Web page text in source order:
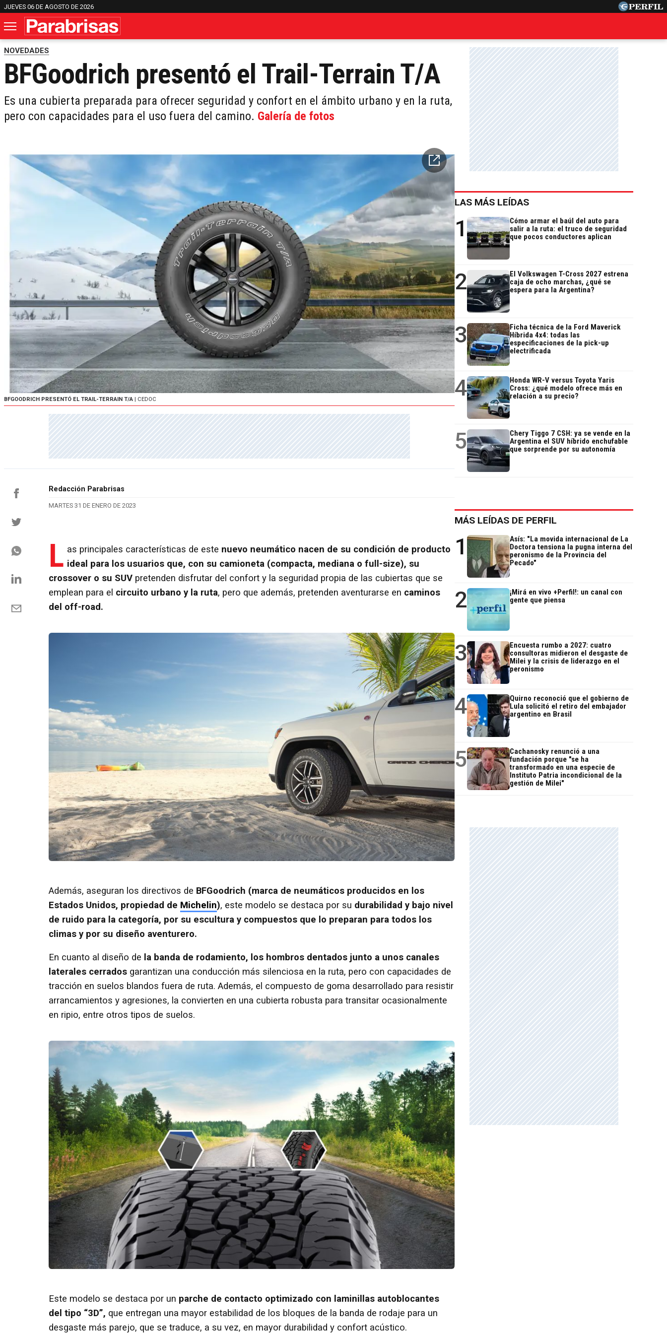
JUEVES 06 DE AGOSTO DE 2026
NOVEDADES
BFGoodrich presentó el Trail-Terrain T/A
Es una cubierta preparada para ofrecer seguridad y confort en el ámbito urbano y en la ruta,
pero con capacidades para el uso fuera del camino. Galería de fotos
BFGOODRICH PRESENTÓ EL TRAIL-TERRAIN T/A | CEDOC
Redacción Parabrisas
MARTES 31 DE ENERO DE 2023
L as principales características de este nuevo neumático nacen de su condición de producto
ideal para los usuarios que, con su camioneta (compacta, mediana o full-size), su
crossover o su SUV pretenden disfrutar del confort y la seguridad propia de las cubiertas que se
emplean para el circuito urbano y la ruta, pero que además, pretenden aventurarse en caminos
del off-road.
Además, aseguran los directivos de BFGoodrich (marca de neumáticos producidos en los
Estados Unidos, propiedad de Michelin), este modelo se destaca por su durabilidad y bajo nivel
de ruido para la categoría, por su escultura y compuestos que lo preparan para todos los
climas y por su diseño aventurero.
En cuanto al diseño de la banda de rodamiento, los hombros dentados junto a unos canales
laterales cerrados garantizan una conducción más silenciosa en la ruta, pero con capacidades de
tracción en suelos blandos fuera de ruta. Además, el compuesto de goma desarrollado para resistir
arrancamientos y agresiones, la convierten en una cubierta robusta para transitar ocasionalmente
en ripio, entre otros tipos de suelos.
Este modelo se destaca por un parche de contacto optimizado con laminillas autoblocantes
del tipo “3D”, que entregan una mayor estabilidad de los bloques de la banda de rodaje para un
desgaste más parejo, que se traduce, a su vez, en mayor durabilidad y confort acústico.
LAS MÁS LEÍDAS
1
Cómo armar el baúl del auto para
salir a la ruta: el truco de seguridad
que pocos conductores aplican
2
El Volkswagen T-Cross 2027 estrena
caja de ocho marchas, ¿qué se
espera para la Argentina?
3
Ficha técnica de la Ford Maverick
Híbrida 4x4: todas las
especificaciones de la pick-up
electrificada
4
Honda WR-V versus Toyota Yaris
Cross: ¿qué modelo ofrece más en
relación a su precio?
5
Chery Tiggo 7 CSH: ya se vende en la
Argentina el SUV híbrido enchufable
que sorprende por su autonomía
MÁS LEÍDAS DE PERFIL
1
Asís: "La movida internacional de La
Doctora tensiona la pugna interna del
peronismo de la Provincia del
Pecado"
2
¡Mirá en vivo +Perfil!: un canal con
gente que piensa
3
Encuesta rumbo a 2027: cuatro
consultoras midieron el desgaste de
Milei y la crisis de liderazgo en el
peronismo
4
Quirno reconoció que el gobierno de
Lula solicitó el retiro del embajador
argentino en Brasil
5
Cachanosky renunció a una
fundación porque "se ha
transformado en una especie de
Instituto Patria incondicional de la
gestión de Milei"